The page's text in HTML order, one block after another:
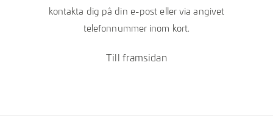
kontakta dig på din e-post eller via angivet
telefonnummer inom kort.
Till framsidan